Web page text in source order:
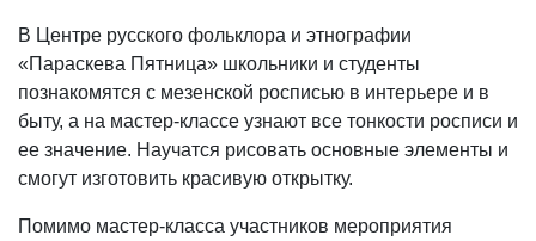
В Центре русского фольклора и этнографии
«Параскева Пятница» школьники и студенты
познакомятся с мезенской росписью в интерьере и в
быту, а на мастер-классе узнают все тонкости росписи и
ее значение. Научатся рисовать основные элементы и
смогут изготовить красивую открытку.
Помимо мастер-класса участников мероприятия